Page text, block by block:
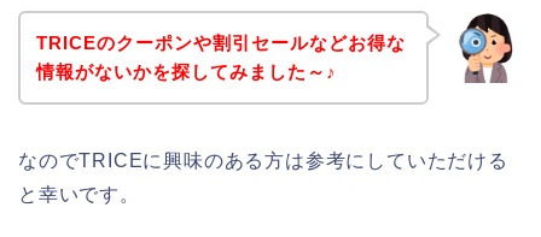
TRICEのクーポンや割引セールなどお得な
情報がないかを探してみました～♪
なのでTRICEに興味のある方は参考にしていただける
と幸いです。